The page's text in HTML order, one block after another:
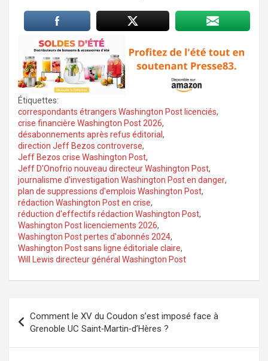
Étiquettes:
correspondants étrangers Washington Post licenciés,
crise financière Washington Post 2026,
désabonnements après refus éditorial ,
direction Jeff Bezos controverse,
Jeff Bezos crise Washington Post,
Jeff D'Onofrio nouveau directeur Washington Post,
journalisme d'investigation Washington Post en danger,
plan de suppressions d'emplois Washington Post,
rédaction Washington Post en crise,
réduction d'effectifs rédaction Washington Post,
Washington Post licenciements 2026,
Washington Post pertes d'abonnés 2024,
Washington Post sans ligne éditoriale claire,
Will Lewis directeur général Washington Post
de
l’article
Comment le XV du Coudon s’est imposé face à
Grenoble UC Saint‑Martin‑d’Hères ?